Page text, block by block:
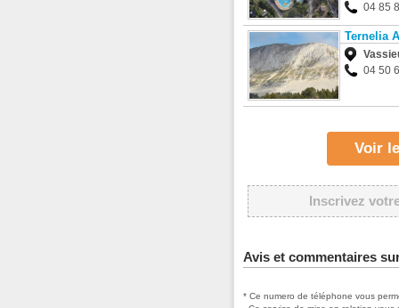
04 85
Ternelia
04 50
Voir
Inscrivez
Avis et commentaires
* Ce numero de téléphone vous